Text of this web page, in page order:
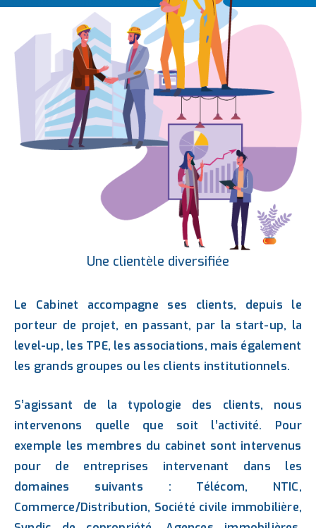
Une clientèle diversifiée
Le Cabinet accompagne ses clients, depuis le
porteur de projet, en passant, par la start-up, la
level-up, les TPE, les associations, mais également
les grands groupes ou les clients institutionnels.
S’agissant de la typologie des clients, nous
intervenons quelle que soit l’activité. Pour
exemple les membres du cabinet sont intervenus
pour de entreprises intervenant dans les
domaines suivants : Télécom, NTIC,
Commerce/Distribution, Société civile immobilière,